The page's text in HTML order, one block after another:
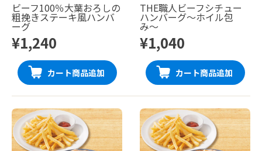
ビーフ100％大葉おろしの
粗挽きステーキ風ハンバ
ーグ
¥1,240
カート商品追加
THE職人ビーフシチュー
ハンバーグ〜ホイル包
み〜
¥1,040
カート商品追加